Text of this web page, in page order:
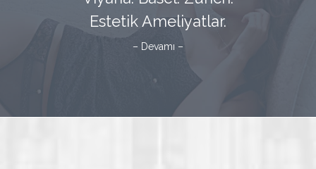
Estetik Ameliyatlar.
– Devamı –